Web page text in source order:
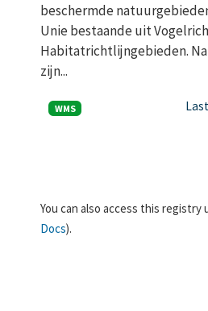
beschermde
Unie bestaande uit
Habitatrichtlijngebieden.
zijn...
WMS
You can also access this registry
Docs).